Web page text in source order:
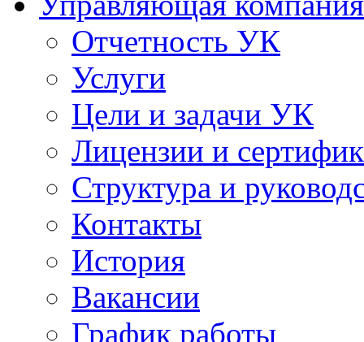
Отчетность УК
Услуги
Цели и задачи УК
Лицензии и
Структура и
Контакты
История
Вакансии
График работы